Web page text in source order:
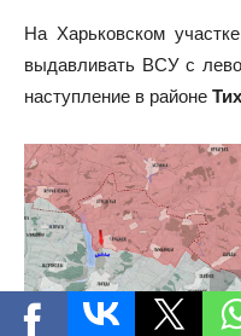
На Харьковском
выдавливать ВСУ с
наступление в районе